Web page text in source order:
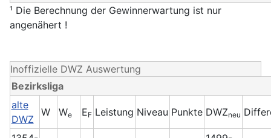
¹ Die Berechnung der Gewinnerwartung ist nur
angenähert !
Inoffizielle DWZ Auswertung
Bezirksliga
alte
DWZ
W We EF Leistung Niveau Punkte DWZneu